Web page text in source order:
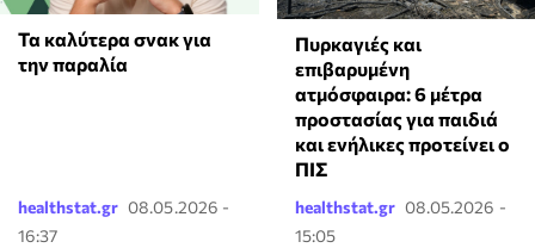
Τα καλύτερα σνακ για
την παραλία
healthstat.gr 08.05.2026 -
16:37
Πυρκαγιές και
επιβαρυμένη
ατμόσφαιρα: 6 μέτρα
προστασίας για παιδιά
και ενήλικες προτείνει ο
ΠΙΣ
healthstat.gr 08.05.2026 -
15:05